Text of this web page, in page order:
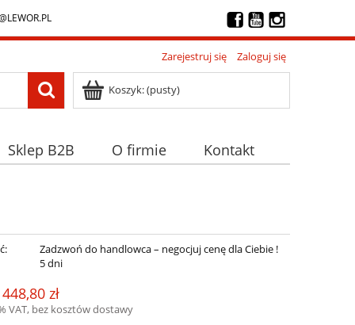
Zarejestruj się Zaloguj się
Koszyk:(pusty)
Sklep B2B O firmie Kontakt
Zadzwoń do handlowca – negocjuj cenę dla Ciebie !
5 dni
zł
VAT, bez kosztów dostawy